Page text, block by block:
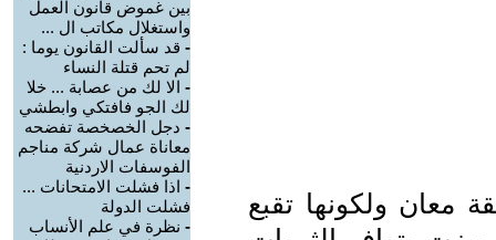
معان ولكونها تقبع
بين غموض قانون العمل
واستغلال مكاتب ال ...
- قد سألت القانون يوما :
لم تحم قتلة النساء
- الا لك من عصابة ... خلا
لك الجو فافتكي وابطشي
- دجل الخصخصة تفضحه
معاناة عمال شركة مناجم
الفوسفات الاردنية
- اذا فشلت الامتحانات ...
فشلت الدولة
- نظرة في علم الأنساب